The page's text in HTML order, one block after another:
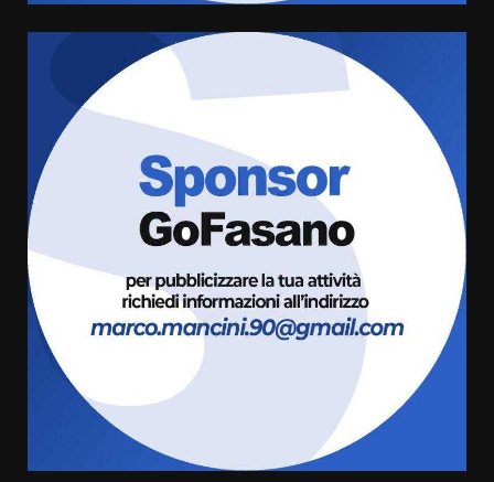
ufficialmente la Festa di
Savelletri
8 Agosto 2026 11:00
Savelletri in festa, domani sera
grande spettacolo con Uccio De
Santis
8 Agosto 2026 07:30
Politiche Giovanili e Mobilità
Sostenibile: premiati gli studenti
universitari del bando “La strada
giusta”
8 Agosto 2026 07:15
Savelletri in festa, pienone sul
porto per Uccio De Santis: la
voce di Antonella Losavio